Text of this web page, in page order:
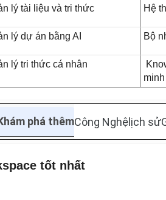
lý tài liệu và tri thức Hệ
lý dự án bằng AI Bộ
lý tri thức cá nhân
minh
phá thêmCông Nghệlịch sử
tốt nhất